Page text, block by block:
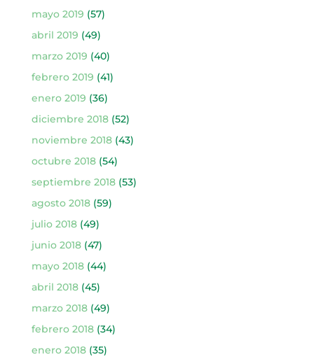
mayo 2019 (57)
abril 2019 (49)
marzo 2019 (40)
febrero 2019 (41)
enero 2019 (36)
diciembre 2018(52)
noviembre 2018(43)
octubre 2018(54)
septiembre 2018(53)
agosto 2018(59)
julio 2018(49)
junio 2018(47)
mayo 2018(44)
abril 2018(45)
marzo 2018(49)
febrero 2018(34)
enero 2018(35)